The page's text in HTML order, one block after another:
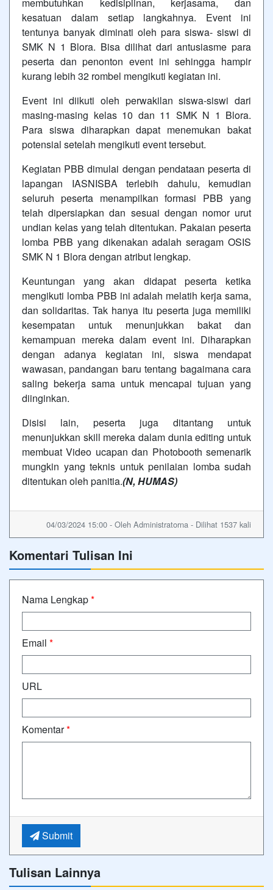
kesatuan dalam setiap langkahnya. Event ini
tentunya banyak diminati oleh para siswa- siswi di
SMK N 1 Blora. Bisa dilihat dari antusiasme para
peserta dan penonton event ini sehingga hampir
kurang lebih 32 rombel mengikuti kegiatan ini.
Event ini diikuti oleh perwakilan siswa-siswi dari
masing-masing kelas 10 dan 11 SMK N 1 Blora.
Para siswa diharapkan dapat menemukan bakat
potensial setelah mengikuti event tersebut.
Kegiatan PBB dimulai dengan pendataan peserta di
lapangan IASNISBA terlebih dahulu, kemudian
seluruh peserta menampilkan formasi PBB yang
telah dipersiapkan dan sesuai dengan nomor urut
undian kelas yang telah ditentukan. Pakaian peserta
lomba PBB yang dikenakan adalah seragam OSIS
SMK N 1 Blora dengan atribut lengkap.
Keuntungan yang akan didapat peserta ketika
mengikuti lomba PBB ini adalah melatih kerja sama,
dan solidaritas. Tak hanya itu peserta juga memiliki
kesempatan untuk menunjukkan bakat dan
kemampuan mereka dalam event ini. Diharapkan
dengan adanya kegiatan ini, siswa mendapat
wawasan, pandangan baru tentang bagaimana cara
saling bekerja sama untuk mencapai tujuan yang
diinginkan.
Disisi lain, peserta juga ditantang untuk
menunjukkan skill mereka dalam dunia editing untuk
membuat Video ucapan dan Photobooth semenarik
mungkin yang teknis untuk penilaian lomba sudah
ditentukan oleh panitia.(N, HUMAS)
04/03/2024 15:00 - Oleh Administratorna - Dilihat 1537 kali
Komentari Tulisan Ini
Nama Lengkap*
Email *
URL
Komentar*
Submit
Tulisan Lainnya